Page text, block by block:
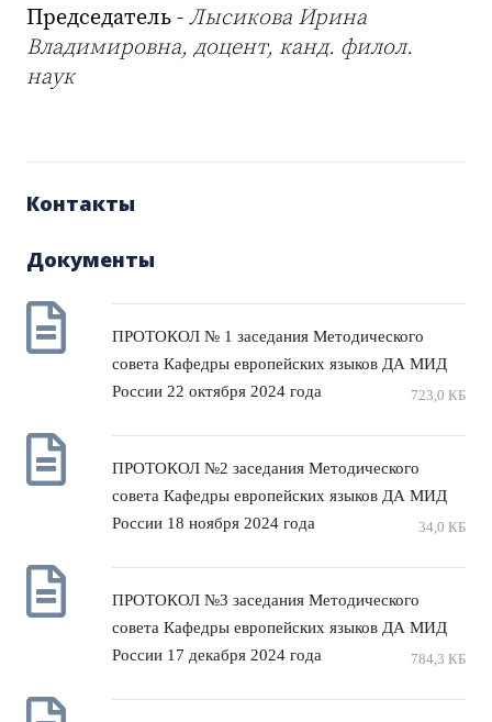
Председатель-Лысикова Ирина
Владимировна, доцент, канд. филол.
наук
Контакты
Документы
ПРОТОКОЛ № 1 заседания Методического
совета Кафедры европейских языков ДА МИД
России 22 октября 2024 года
723,0 КБ
ПРОТОКОЛ №2 заседания Методического
совета Кафедры европейских языков ДА МИД
России 18 ноября 2024 года
34,0 КБ
ПРОТОКОЛ №3 заседания Методического
совета Кафедры европейских языков ДА МИД
России 17 декабря 2024 года
784,3 КБ